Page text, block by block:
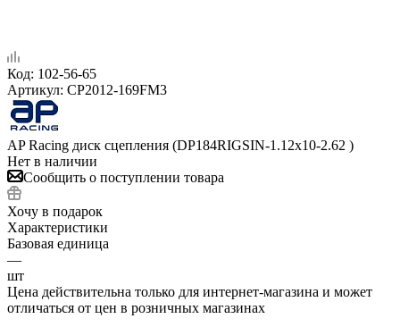
Код: 102-56-65
Артикул: CP2012-169FM3
AP Racing диск сцепления (DP184RIGSIN-1.12x10-2.62 )
Нет в наличии
Сообщить о поступлении товара
Хочу в подарок
Характеристики
Базовая единица
—
шт
Цена действительна только для интернет-магазина и может
отличаться от цен в розничных магазинах